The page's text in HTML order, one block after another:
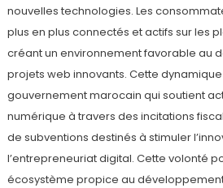
nouvelles technologies. Les
plus en plus connectés et actifs sur les
créant un environnement favorable au
projets web innovants. Cette
gouvernement marocain qui soutient
numérique à travers des incitations
de subventions destinés à stimuler
l’entrepreneuriat digital. Cette volonté
écosystème propice au